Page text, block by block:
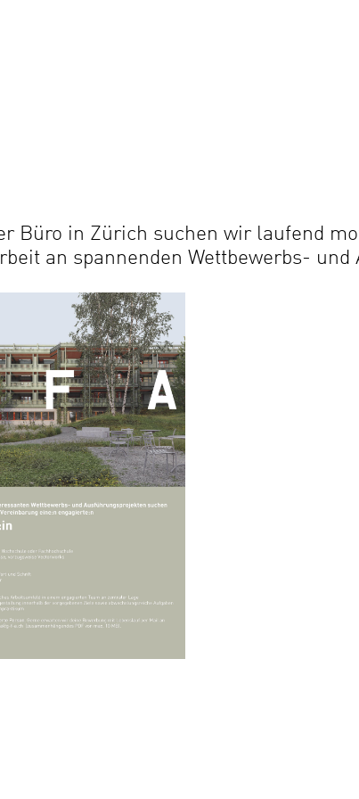
Büro in Zürich suchen wir laufend
an spannenden Wettbewerbs-